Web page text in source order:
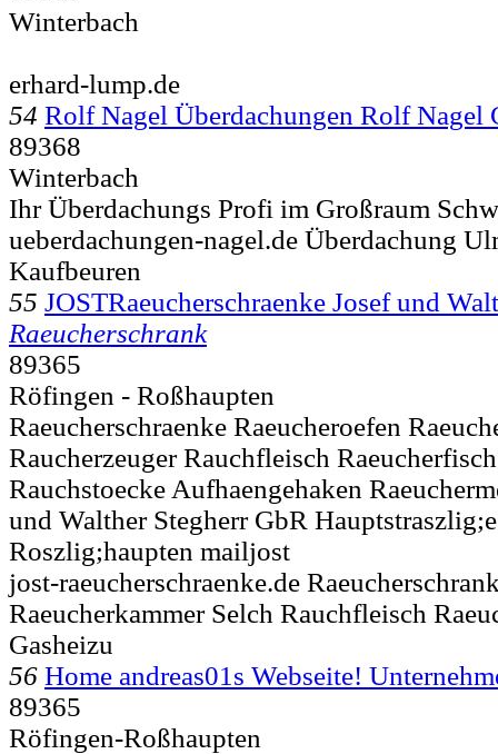
Winterbach
erhard-lump.de
54 Rolf Nagel Überdachungen Rolf Nagel
89368
Winterbach
Ihr Überdachungs Profi im Großraum
ueberdachungen-nagel.de Überdachung
Kaufbeuren
55 JOSTRaeucherschraenke Josef und
Raeucherschrank
89365
Röfingen - Roßhaupten
Raeucherschraenke Raeucheroefen
Raucherzeuger Rauchfleisch
Rauchstoecke Aufhaengehaken
und Walther Stegherr GbR
Roszlig;haupten mailjost
jost-raeucherschraenke.de
Raeucherkammer Selch Rauchfleisch
Gasheizu
56 Home andreas01s Webseite!
89365
Röfingen-Roßhaupten